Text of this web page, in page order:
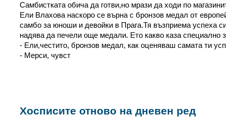
Самбистката обича да готви,но мрази да ходи по
Eли Влахова наскоро се върна с бронзов медал от
самбо за юноши и девойки в Прага.Тя възприема успеха
надява да печели още медали. Ето какво каза специално
- Ели,честито, бронзов медал, как оценяваш самата ти
- Мерси, чувст
Хосписите отново на дневен ред